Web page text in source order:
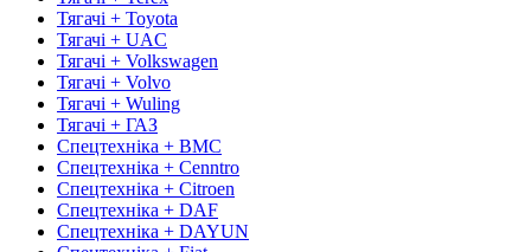
Тягачі + Toyota
Тягачі + UAC
Тягачі + Volkswagen
Тягачі + Volvo
Тягачі + Wuling
Тягачі + ГАЗ
Спецтехніка + BMC
Спецтехніка + Cenntro
Спецтехніка + Citroen
Спецтехніка + DAF
Спецтехніка + DAYUN